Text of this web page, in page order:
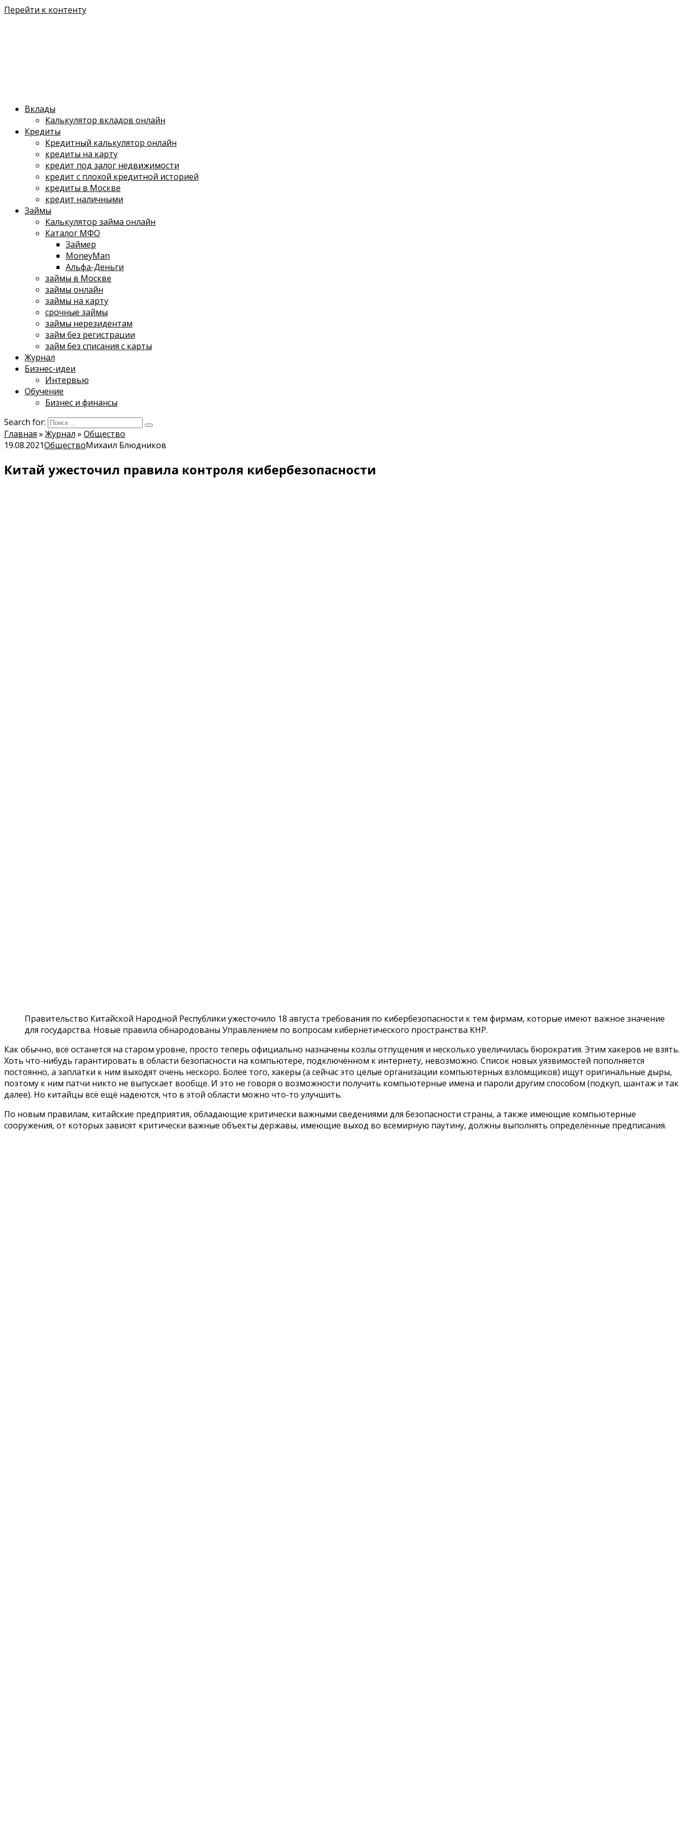
Перейти к контенту
Вклады
Калькулятор вкладов онлайн
Кредиты
Кредитный калькулятор онлайн
кредиты на карту
кредит под залог недвижимости
кредит с плохой кредитной историей
кредиты в Москве
кредит наличными
Займы
Калькулятор займа онлайн
Каталог МФО
Займер
MoneyMan
Альфа-Деньги
займы в Москве
займы онлайн
займы на карту
срочные займы
займы нерезидентам
займ без регистрации
займ без списания с карты
Журнал
Бизнес-идеи
Интервью
Обучение
Бизнес и финансы
Search for:
Главная » Журнал » Общество
19.08.2021ОбществоМихаил Блюдников
Китай ужесточил правила контроля кибербезопасности
Правительство Китайской Народной Республики ужесточило 18 августа требования по кибербезопасности к тем фирмам, которые имеют важное значение
для государства. Новые правила обнародованы Управлением по вопросам кибернетического пространства КНР.
Как обычно, всё останется на старом уровне, просто теперь официально назначены козлы отпущения и несколько увеличилась бюрократия. Этим хакеров не взять.
Хоть что-нибудь гарантировать в области безопасности на компьютере, подключённом к интернету, невозможно. Список новых уязвимостей пополняется
постоянно, а заплатки к ним выходят очень нескоро. Более того, хакеры (а сейчас это целые организации компьютерных взломщиков) ищут оригинальные дыры,
поэтому к ним патчи никто не выпускает вообще. И это не говоря о возможности получить компьютерные имена и пароли другим способом (подкуп, шантаж и так
далее). Но китайцы всё ещё надеются, что в этой области можно что-то улучшить.
По новым правилам, китайские предприятия, обладающие критически важными сведениями для безопасности страны, а также имеющие компьютерные
сооружения, от которых зависят критически важные объекты державы, имеющие выход во всемирную паутину, должны выполнять определённые предписания.